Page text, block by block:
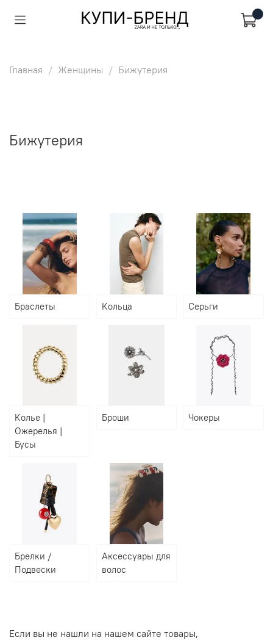
Главная Женщины Бижутерия
Бижутерия
Браслеты Кольца Серьги
Колье |
Ожерелья |
Бусы
Броши Чокеры
Брелки /
Подвески
Аксессуары для
волос
Если вы не нашли на нашем сайте товары,